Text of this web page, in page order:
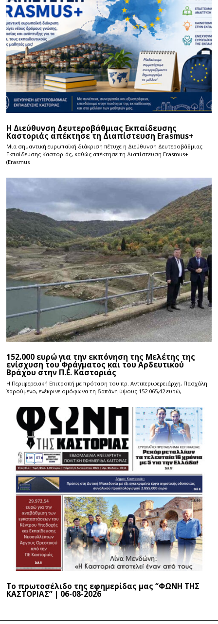
Η Διεύθυνση Δευτεροβάθμιας Εκπαίδευσης
Καστοριάς απέκτησε τη Διαπίστευση Erasmus+
Μια σημαντική ευρωπαϊκή διάκριση πέτυχε η Διεύθυνση Δευτεροβάθμιας
Εκπαίδευσης Καστοριάς, καθώς απέκτησε τη Διαπίστευση Erasmus+
(Erasmus
152.000 ευρώ για την εκπόνηση της Μελέτης της
ενίσχυση του Φράγματος και του Αρδευτικού
Βράχου στην Π.Ε. Καστοριάς
Η Περιφερειακή Επιτροπή με πρόταση του πρ. Αντιπεριφερειάρχη, Πασχάλη
Χαρούμενο, ενέκρινε ομόφωνα τη δαπάνη ύψους 152.065,42 ευρώ,
Το πρωτοσέλιδο της εφημερίδας μας “ΦΩΝΗ ΤΗΣ
ΚΑΣΤΟΡΙΑΣ” | 06-08-2026